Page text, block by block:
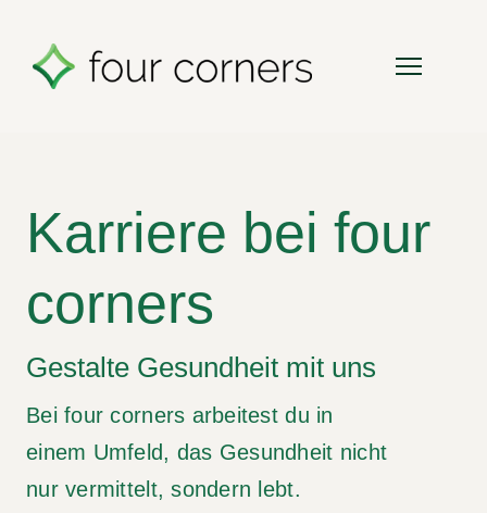
content
Toggle
Über uns
Referenzen
Team
Karriere
Karriere bei four
corners
Gestalte Gesundheit mit uns
Bei four corners arbeitest du in
einem Umfeld, das Gesundheit nicht
nur vermittelt, sondern lebt.